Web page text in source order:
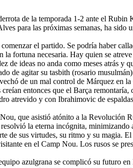
de la temporada 1-2 ante el Rubin
para las próximas semanas, ha sido
el partido. Se podría haber
fortuna necesaria. Hay quien se
de ideas no anda como meses atrás y
de agitar su tasbith (rosario
de un mal control de Márquez en la
entonces que el Barça remontaría,
atrevido y con Ibrahimovic de
que asistió atónito a la Revolución
la eterna incógnita, minimizando
de sus virtudes, su ritmo y su magia.
en el Camp Nou. Los rusos se
azulgrana se complicó su futuro